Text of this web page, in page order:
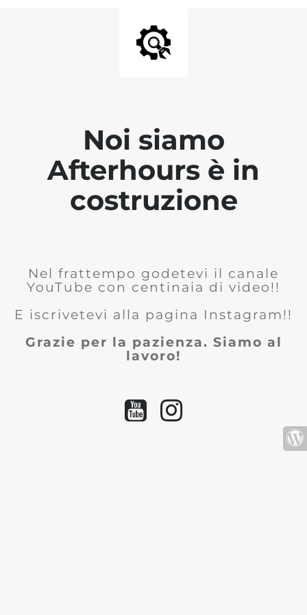
Noi siamo
Afterhours è in
costruzione
Nel frattempo godetevi il canale
YouTube con centinaia di video!!
E iscrivetevi alla pagina Instagram!!
Grazie per la pazienza. Siamo al
lavoro!